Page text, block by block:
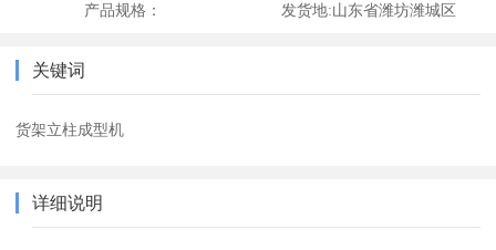
产品规格： 发货地:山东省潍坊潍城区
关键词
货架立柱成型机
详细说明